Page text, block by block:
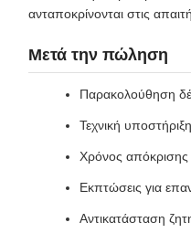
ανταποκρίνονται στις
Μετά την πώληση
Παρακολούθηση
Τεχνική υποστήριξη
Χρόνος
Εκπτώσεις για
Αντικατάσταση